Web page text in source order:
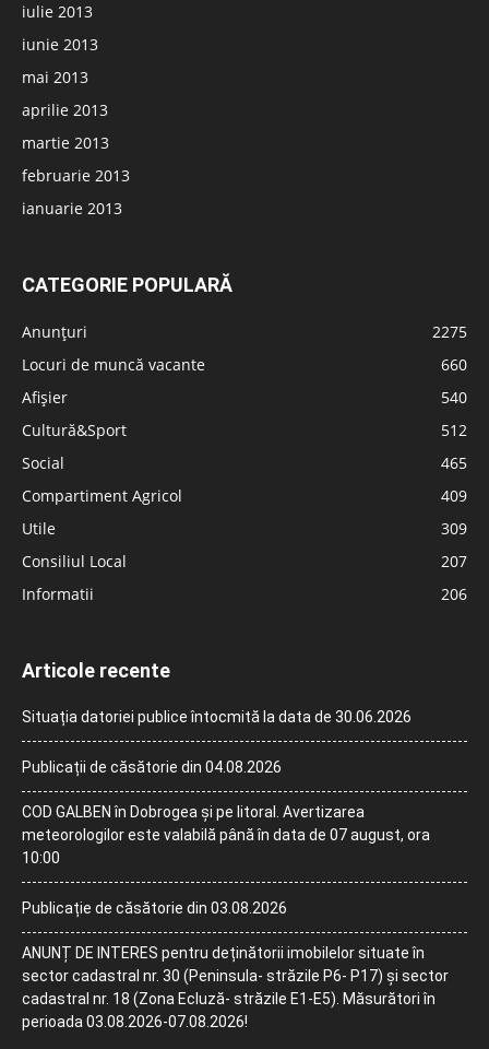
iulie 2013
iunie 2013
mai 2013
aprilie 2013
martie 2013
februarie 2013
ianuarie 2013
CATEGORIE POPULARĂ
Anunțuri
2275
Locuri de muncă vacante
660
Afișier
540
Cultură&Sport
512
Social
465
Compartiment Agricol
409
Utile
309
Consiliul Local
207
Informatii
206
Articole recente
Situația datoriei publice întocmită la data de 30.06.2026
Publicații de căsătorie din 04.08.2026
COD GALBEN în Dobrogea și pe litoral. Avertizarea
meteorologilor este valabilă până în data de 07 august, ora
10:00
Publicație de căsătorie din 03.08.2026
ANUNȚ DE INTERES pentru deținătorii imobilelor situate în
sector cadastral nr. 30 (Peninsula- străzile P6- P17) și sector
cadastral nr. 18 (Zona Ecluză- străzile E1-E5). Măsurători în
perioada 03.08.2026-07.08.2026!